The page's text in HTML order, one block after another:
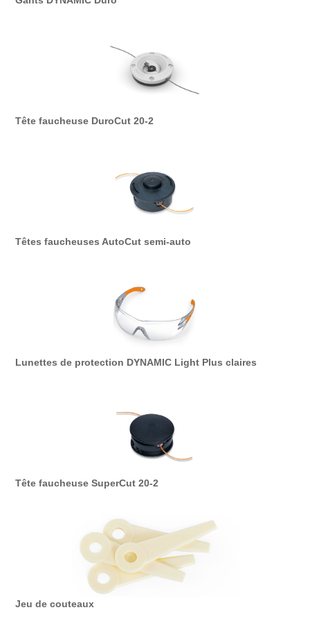
Tête faucheuse DuroCut 20-2
Têtes faucheuses AutoCut semi-auto
Lunettes de protection DYNAMIC Light Plus claires
Tête faucheuse SuperCut 20-2
Jeu de couteaux